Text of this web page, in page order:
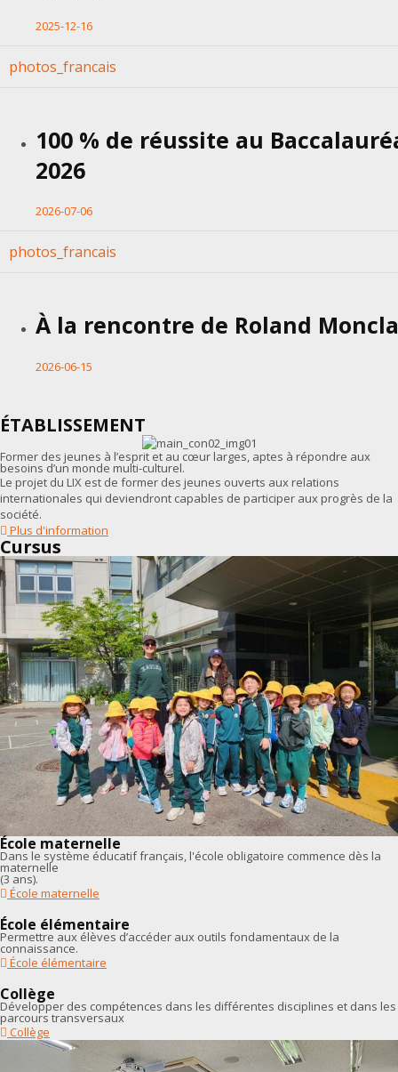
2025-12-16
photos_francais
100 % de réussite au
2026
2026-07-06
photos_francais
À la rencontre de Roland
2026-06-15
ÉTABLISSEMENT
Former des jeunes à l’esprit et au cœur larges, aptes à répondre aux
besoins d’un monde multi-culturel.
Le projet du LIX est de former des jeunes ouverts aux relations
internationales qui deviendront capables de participer aux progrès de la
société.
Plus d'information
Cursus
École maternelle
Dans le système éducatif français, l'école obligatoire commence dès la
maternelle
(3 ans).
École maternelle
École élémentaire
Permettre aux élèves d’accéder aux outils fondamentaux de la
connaissance.
École élémentaire
Collège
Développer des compétences dans les différentes disciplines et dans les
parcours transversaux
Collège